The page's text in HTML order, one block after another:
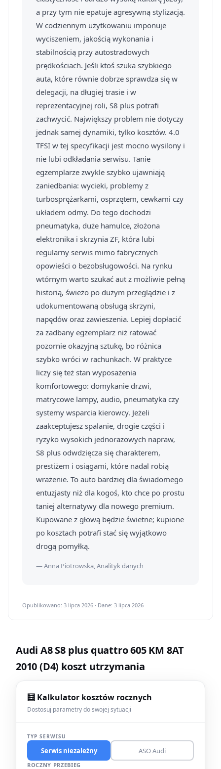
a przy tym nie epatuje agresywną stylizacją.
W codziennym użytkowaniu imponuje
wyciszeniem, jakością wykonania i
stabilnością przy autostradowych
prędkościach. Jeśli ktoś szuka szybkiego
auta, które równie dobrze sprawdza się w
delegacji, na długiej trasie i w
reprezentacyjnej roli, S8 plus potrafi
zachwycić. Największy problem nie dotyczy
jednak samej dynamiki, tylko kosztów. 4.0
TFSI w tej specyfikacji jest mocno wysilony i
nie lubi odkładania serwisu. Tanie
egzemplarze zwykle szybko ujawniają
zaniedbania: wycieki, problemy z
turbosprężarkami, osprzętem, cewkami czy
układem odmy. Do tego dochodzi
pneumatyka, duże hamulce, złożona
elektronika i skrzynia ZF, która lubi
regularny serwis mimo fabrycznych
opowieści o bezobsługowości. Na rynku
wtórnym warto szukać aut z możliwie pełną
historią, świeżo po dużym przeglądzie i z
udokumentowaną obsługą skrzyni,
napędów oraz zawieszenia. Lepiej dopłacić
za zadbany egzemplarz niż ratować
pozornie okazyjną sztukę, bo różnica
szybko wróci w rachunkach. W praktyce
liczy się też stan wyposażenia
komfortowego: domykanie drzwi,
matrycowe lampy, audio, pneumatyka czy
systemy wsparcia kierowcy. Jeżeli
zaakceptujesz spalanie, drogie części i
ryzyko wysokich jednorazowych napraw,
S8 plus odwdzięcza się charakterem,
prestiżem i osiągami, które nadal robią
wrażenie. To auto bardziej dla świadomego
entuzjasty niż dla kogoś, kto chce po prostu
taniej alternatywy dla nowego premium.
Kupowane z głową będzie świetne; kupione
po kosztach potrafi stać się wyjątkowo
drogą pomyłką.
— Anna Piotrowska, Analityk danych
Opublikowano: 3 lipca 2026 · Dane: 3 lipca 2026
Audi A8 S8 plus quattro 605 KM 8AT
2010 (D4) koszt utrzymania
🧮 Kalkulator kosztów rocznych
Dostosuj parametry do swojej sytuacji
TYP SERWISU
Serwis niezależny ASO Audi
ROCZNY PRZEBIEG